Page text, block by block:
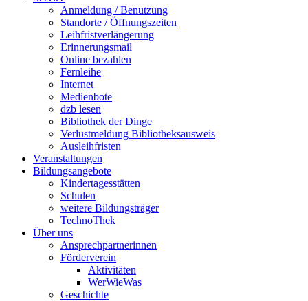
Anmeldung / Benutzung
Standorte / Öffnungszeiten
Leihfristverlängerung
Erinnerungsmail
Online bezahlen
Fernleihe
Internet
Medienbote
dzb lesen
Bibliothek der Dinge
Verlustmeldung Bibliotheksausweis
Ausleihfristen
Veranstaltungen
Bildungsangebote
Kindertagesstätten
Schulen
weitere Bildungsträger
TechnoThek
Über uns
Ansprechpartnerinnen
Förderverein
Aktivitäten
WerWieWas
Geschichte